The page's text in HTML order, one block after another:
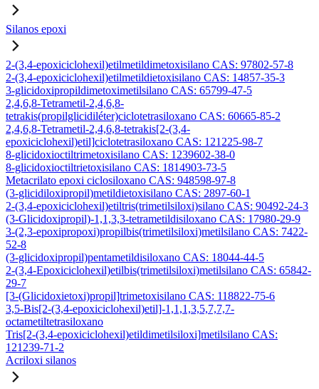
Silanos epoxi
2-(3,4-epoxiciclohexil)etilmetildimetoxisilano CAS: 97802-57-8
2-(3,4-epoxiciclohexil)etilmetildietoxisilano CAS: 14857-35-3
3-glicidoxipropildimetoximetilsilano CAS: 65799-47-5
2,4,6,8-Tetrametil-2,4,6,8-
tetrakis(propilglicidiléter)ciclotetrasiloxano CAS: 60665-85-2
2,4,6,8-Tetrametil-2,4,6,8-tetrakis[2-(3,4-
epoxiciclohexil)etil]ciclotetrasiloxano CAS: 121225-98-7
8-glicidoxioctiltrimetoxisilano CAS: 1239602-38-0
8-glicidoxioctiltrietoxisilano CAS: 1814903-73-5
Metacrilato epoxi ciclosiloxano CAS: 948598-97-8
(3-glicidiloxipropil)metildietoxisilano CAS: 2897-60-1
2-(3,4-epoxiciclohexil)etiltris(trimetilsiloxi)silano CAS: 90492-24-3
(3-Glicidoxipropil)-1,1,3,3-tetrametildisiloxano CAS: 17980-29-9
3-(2,3-epoxipropoxi)propilbis(trimetilsiloxi)metilsilano CAS: 7422-
52-8
(3-glicidoxipropil)pentametildisiloxano CAS: 18044-44-5
2-(3,4-Epoxiciclohexil)etilbis(trimetilsiloxi)metilsilano CAS: 65842-
29-7
[3-(Glicidoxietoxi)propil]trimetoxisilano CAS: 118822-75-6
3,5-Bis[2-(3,4-epoxiciclohexil)etil]-1,1,1,3,5,7,7,7-
octametiltetrasiloxano
Tris[2-(3,4-epoxiciclohexil)etildimetilsiloxi]metilsilano CAS:
121239-71-2
Acriloxi silanos